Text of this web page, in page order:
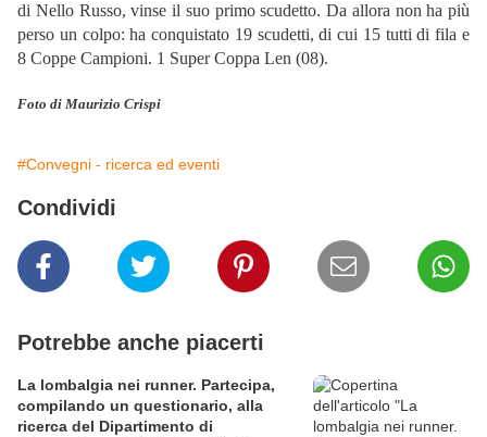
di Nello Russo, vinse il suo primo scudetto. Da allora non ha più
perso un colpo: ha conquistato 19 scudetti, di cui 15 tutti di fila e
8 Coppe Campioni. 1 Super Coppa Len (08).
Foto di Maurizio Crispi
#Convegni - ricerca ed eventi
Condividi
Potrebbe anche piacerti
La lombalgia nei runner. Partecipa,
compilando un questionario, alla
ricerca del Dipartimento di